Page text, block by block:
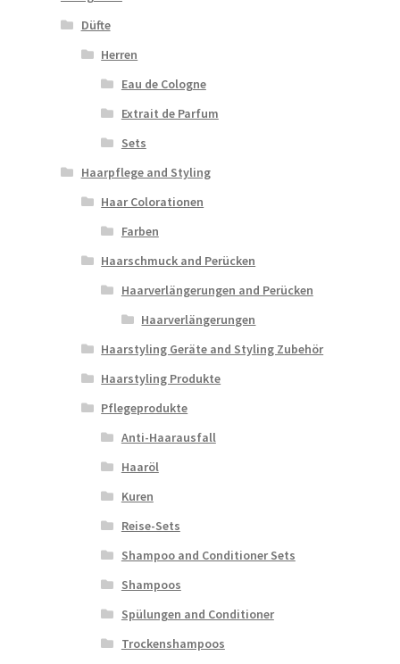
Düfte
Herren
Eau de Cologne
Extrait de Parfum
Sets
Haarpflege and Styling
Haar Colorationen
Farben
Haarschmuck and Perücken
Haarverlängerungen and Perücken
Haarverlängerungen
Haarstyling Geräte and Styling Zubehör
Haarstyling Produkte
Pflegeprodukte
Anti-Haarausfall
Haaröl
Kuren
Reise-Sets
Shampoo and Conditioner Sets
Shampoos
Spülungen and Conditioner
Trockenshampoos